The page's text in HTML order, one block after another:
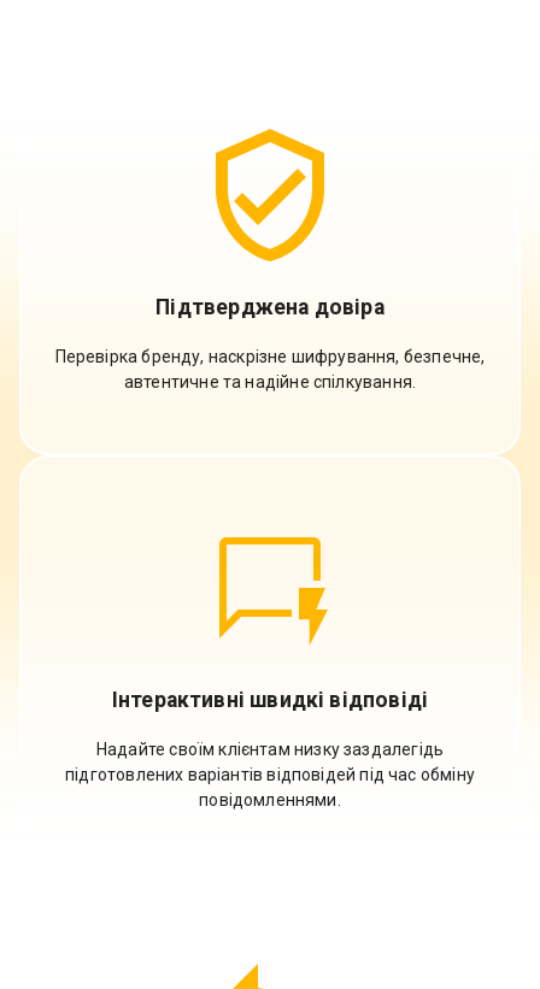
Підтверджена довіра
Перевірка бренду, наскрізне шифрування, безпечне,
автентичне та надійне спілкування.
Інтерактивні швидкі відповіді
Надайте своїм клієнтам низку заздалегідь
підготовлених варіантів відповідей під час обміну
повідомленнями.